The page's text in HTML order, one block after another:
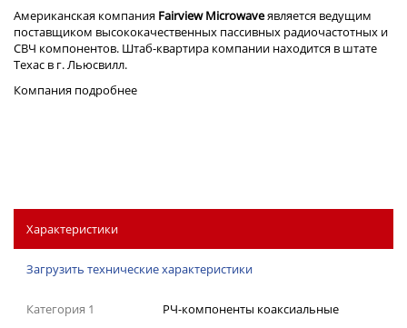
Американская компания Fairview Microwaveявляется ведущим
поставщиком высококачественных пассивных радиочастотных и
СВЧ компонентов. Штаб-квартира компании находится в штате
Техас в г. Льюсвилл.
Компания подробнее
Характеристики
Загрузить технические характеристики
Категория 1
РЧ-компоненты коаксиальные